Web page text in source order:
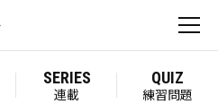
SERIES
連載
QUIZ
練習問題